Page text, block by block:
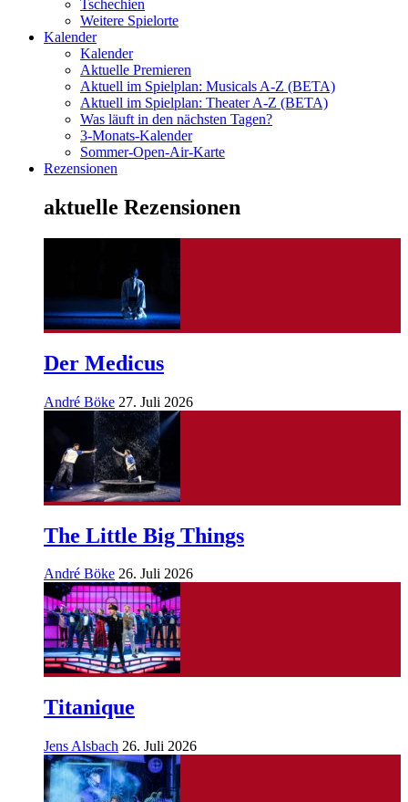
Tschechien
Weitere Spielorte
Kalender
Kalender
Aktuelle Premieren
Aktuell im Spielplan: Musicals A-Z (BETA)
Aktuell im Spielplan: Theater A-Z (BETA)
Was läuft in den nächsten Tagen?
3-Monats-Kalender
Sommer-Open-Air-Karte
Rezensionen
aktuelle Rezensionen
Der Medicus
André Böke 27. Juli 2026
The Little Big Things
André Böke 26. Juli 2026
Titanique
Jens Alsbach 26. Juli 2026